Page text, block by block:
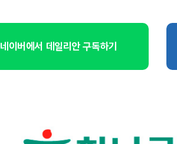
네이버에서 데일리안 구독하기